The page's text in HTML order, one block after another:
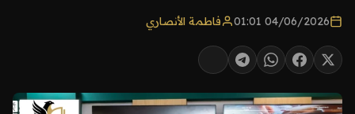
04/06/2026 01:01 فاطمة الأنصاري